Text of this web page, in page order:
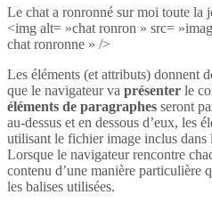
Le chat a ronronné sur moi toute la
<img alt= »chat ronron » src=
chat ronronne » />
Les éléments (et attributs) donnent
que le navigateur va présenter le
éléments de paragraphes seront
au-dessus et en dessous d’eux, les
utilisant le fichier image inclus dans
Lorsque le navigateur rencontre
contenu d’une manière particulière
les balises utilisées.